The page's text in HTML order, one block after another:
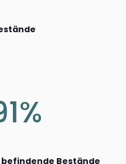
befindende Bestände